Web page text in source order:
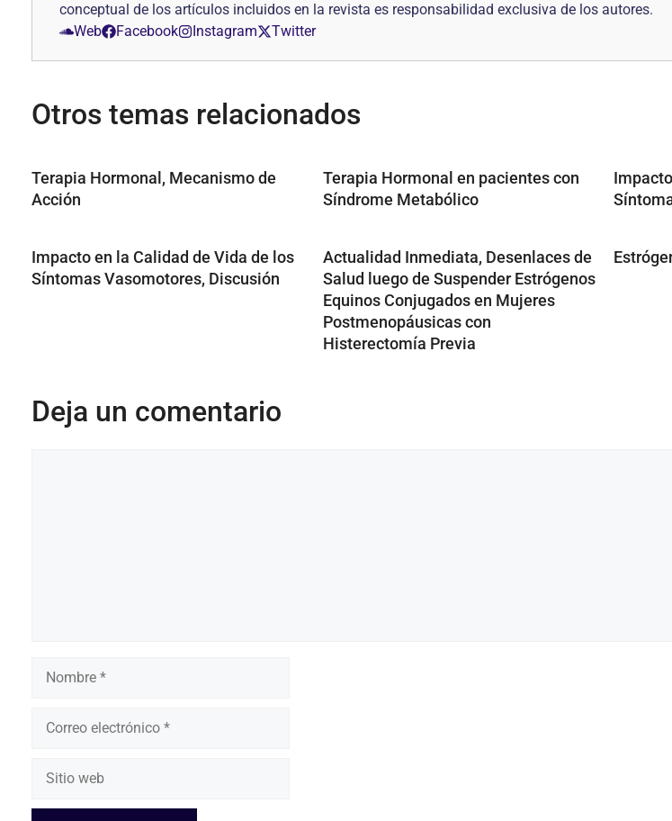
conceptual de los artículos incluidos en la revista es responsabilidad exclusiva de los autores.
Web
Facebook Instagram Twitter
Otros temas relacionados
Terapia Hormonal, Mecanismo de
Acción
Terapia Hormonal en pacientes con
Síndrome Metabólico
Impacto en la Calidad de Vida de los
Síntomas Vasomotores, Discusión
Actualidad Inmediata, Desenlaces de
Salud luego de Suspender Estrógenos
Equinos Conjugados en Mujeres
Postmenopáusicas con
Histerectomía Previa
Deja un comentario
electrónico
web